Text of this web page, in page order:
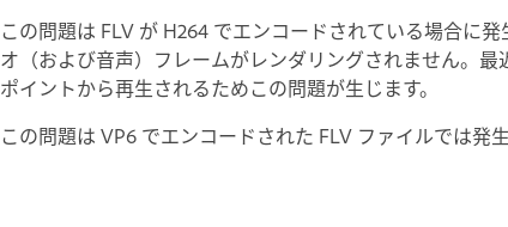
この問題は FLV が H264 でエンコードされている場合に
オ（および音声）フレームがレンダリングされません。
ポイントから再生されるためこの問題が生じます。
この問題は VP6 でエンコードされた FLV ファイルでは発